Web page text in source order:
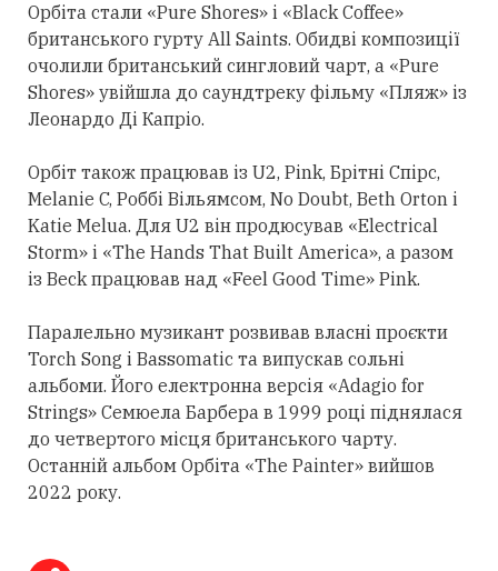
Орбіта стали «Pure Shores» і «Black Coffee»
британського гурту All Saints. Обидві композиції
очолили британський сингловий чарт, а «Pure
Shores» увійшла до саундтреку фільму «Пляж» із
Леонардо Ді Капріо.
Орбіт також працював із U2, Pink, Брітні Спірс,
Melanie C, Роббі Вільямсом, No Doubt, Beth Orton і
Katie Melua. Для U2 він продюсував «Electrical
Storm» і «The Hands That Built America», а разом
із Beck працював над «Feel Good Time» Pink.
Паралельно музикант розвивав власні проєкти
Torch Song і Bassomatic та випускав сольні
альбоми. Його електронна версія «Adagio for
Strings» Семюела Барбера в 1999 році піднялася
до четвертого місця британського чарту.
Останній альбом Орбіта «The Painter» вийшов
2022 року.